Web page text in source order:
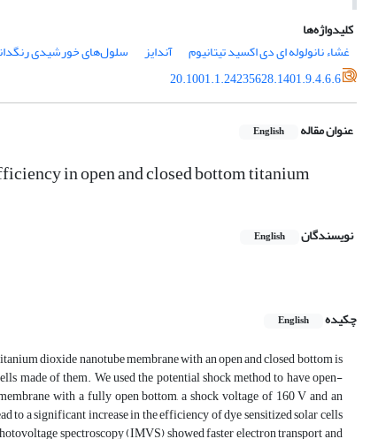
کلیدواژه‌ها
غشاء نانولوله ای دی اکسید تیتانیوم
آندایز سلول‌های خورشیدی
20.1001.1.24235628.1401.9.4.6.6
عنوان مقاله English
in open and closed bottom titanium
نویسندگان English
چکیده
English
dioxide nanotube membrane with an open and closed bottom is
made of them. We used the potential shock method to have open-
with a fully open bottom, a shock voltage of 160 V and an
to a significant increase in the efficiency of dye sensitized solar cells
spectroscopy (IMVS) showed faster electron transport and